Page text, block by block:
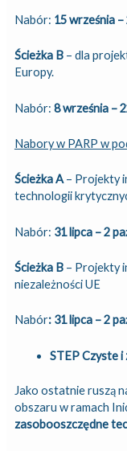
Nabór: 15 września
Ścieżka B– dla
Europy.
Nabór: 8 września –
Nabory w PARP w
Ścieżka A– Projekty
technologii
Nabór: 31 lipca – 2
Ścieżka B– Projekty
niezależności UE
Nabór: 31 lipca – 2
STEP Czyste
Jako ostatnie ruszą
obszaru w ramach
zasobooszczędne